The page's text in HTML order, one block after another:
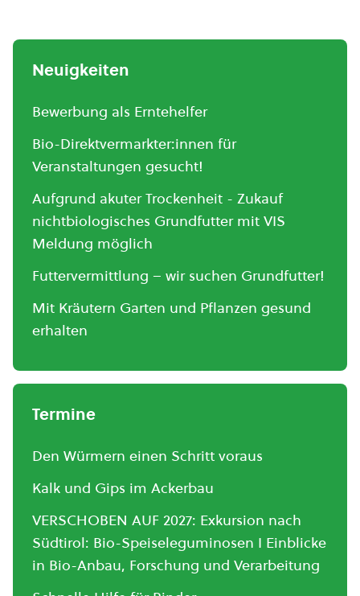
Neuigkeiten
Bewerbung als Erntehelfer
Bio-Direktvermarkter:innen für
Veranstaltungen gesucht!
Aufgrund akuter Trockenheit - Zukauf
nichtbiologisches Grundfutter mit VIS
Meldung möglich
Futtervermittlung – wir suchen Grundfutter!
Mit Kräutern Garten und Pflanzen gesund
erhalten
Termine
Den Würmern einen Schritt voraus
Kalk und Gips im Ackerbau
VERSCHOBEN AUF 2027: Exkursion nach
Südtirol: Bio-Speiseleguminosen I Einblicke
in Bio-Anbau, Forschung und Verarbeitung